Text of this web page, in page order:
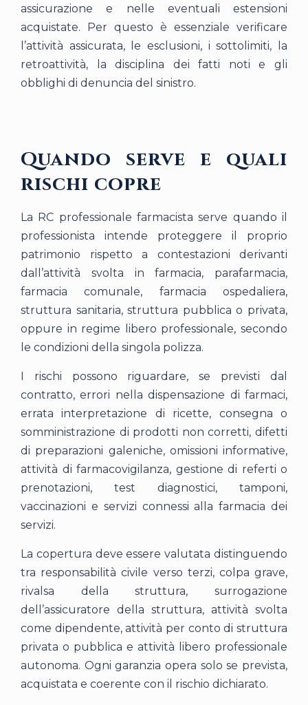
assicurazione e nelle eventuali estensioni
acquistate. Per questo è essenziale verificare
l’attività assicurata, le esclusioni, i sottolimiti, la
retroattività, la disciplina dei fatti noti e gli
obblighi di denuncia del sinistro.
Quando serve e quali
rischi copre
La RC professionale farmacista serve quando il
professionista intende proteggere il proprio
patrimonio rispetto a contestazioni derivanti
dall’attività svolta in farmacia, parafarmacia,
farmacia comunale, farmacia ospedaliera,
struttura sanitaria, struttura pubblica o privata,
oppure in regime libero professionale, secondo
le condizioni della singola polizza.
I rischi possono riguardare, se previsti dal
contratto, errori nella dispensazione di farmaci,
errata interpretazione di ricette, consegna o
somministrazione di prodotti non corretti, difetti
di preparazioni galeniche, omissioni informative,
attività di farmacovigilanza, gestione di referti o
prenotazioni, test diagnostici, tamponi,
vaccinazioni e servizi connessi alla farmacia dei
servizi.
La copertura deve essere valutata distinguendo
tra responsabilità civile verso terzi, colpa grave,
rivalsa della struttura, surrogazione
dell’assicuratore della struttura, attività svolta
come dipendente, attività per conto di struttura
privata o pubblica e attività libero professionale
autonoma. Ogni garanzia opera solo se prevista,
acquistata e coerente con il rischio dichiarato.